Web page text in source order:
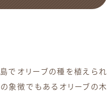
でオリーブの種を植えられ
象徴でもあるオリーブの木